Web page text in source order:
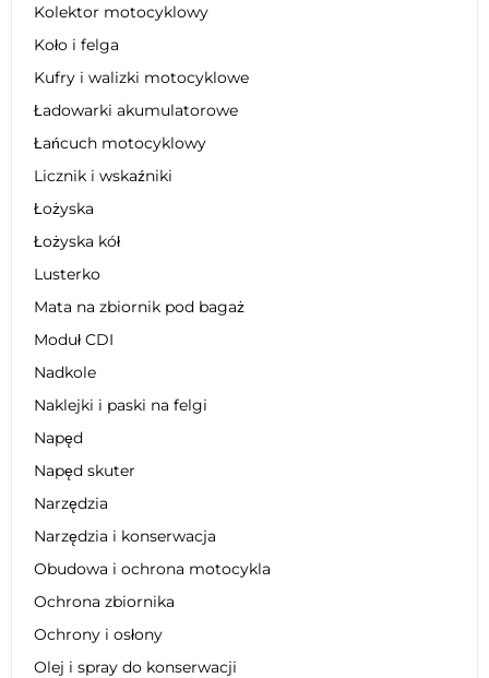
Kolektor motocyklowy
Koło i felga
Kufry i walizki motocyklowe
Ładowarki akumulatorowe
Łańcuch motocyklowy
Licznik i wskaźniki
Łożyska
Łożyska kół
Lusterko
Mata na zbiornik pod bagaż
Moduł CDI
Nadkole
Naklejki i paski na felgi
Napęd
Napęd skuter
Narzędzia
Narzędzia i konserwacja
Obudowa i ochrona motocykla
Ochrona zbiornika
Ochrony i osłony
Olej i spray do konserwacji